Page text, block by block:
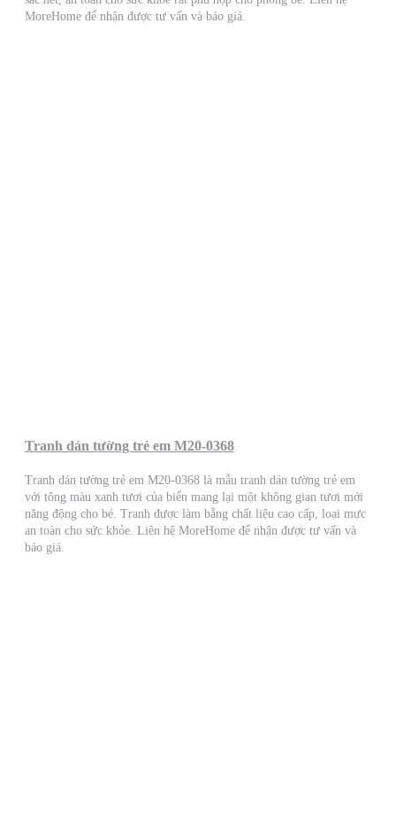
MoreHome để nhận được tư vấn và báo giá.
Tranh dán tường trẻ em M20-0368
Tranh dán tường trẻ em M20-0368 là mẫu tranh dán tường trẻ em
với tông màu xanh tươi của biển mang lại một không gian tươi mới
năng động cho bé. Tranh được làm bằng chất liệu cao cấp, loại mực
an toàn cho sức khỏe. Liên hệ MoreHome để nhận được tư vấn và
báo giá.